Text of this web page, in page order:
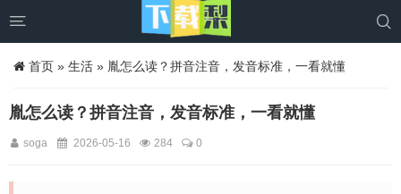
 
首页 » 生活 » 胤怎么读？拼音注音，发音标准，一看就懂
胤怎么读？拼音注音，发音标准，一看就懂
soga 2026-05-16 284 0